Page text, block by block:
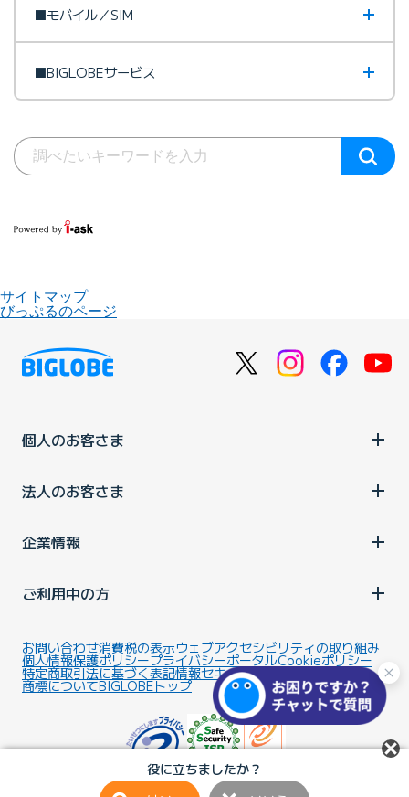
役に立ちましたか？
■モバイル／SIM
■BIGLOBEサービス
サイトマップ
びっぷるのページ
個人のお客さま
法人のお客さま
企業情報
ご利用中の方
お問い合わせ消費税の表示ウェブアクセシビリティの取り組み
個人情報保護ポリシープライバシーポータルCookieポリシー
特定商取引法に基づく表記情報セキュリティ基本方針
商標についてBIGLOBEトップ